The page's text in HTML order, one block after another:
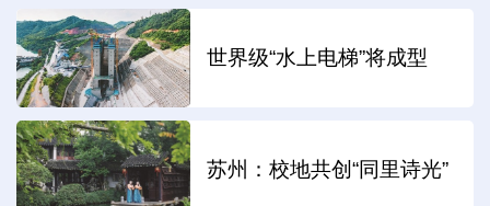
世界级“水上电梯”将成型
苏州：校地共创“同里诗光”